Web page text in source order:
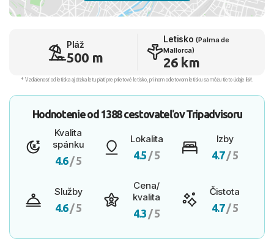
Pláž
500 m
Letisko (Palma de
Mallorca)
26 km
* Vzdialenosť od letiska aj dľžka letu platí pre príletové letisko, pri inom odletovom letisku sa môžu tieto údaje líšiť.
Hodnotenie od 1388 cestovateľovTripadvisoru
Kvalita
spánku
4.6/ 5
Lokalita
4.5 / 5
Izby
4.7/ 5
Služby
4.6/ 5
Cena/
kvalita
4.3 / 5
Čistota
4.7/ 5